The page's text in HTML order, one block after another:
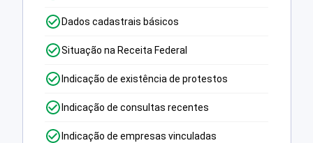
Dados cadastrais básicos
Situação na Receita Federal
Indicação de existência de protestos
Indicação de consultas recentes
Indicação de empresas vinculadas